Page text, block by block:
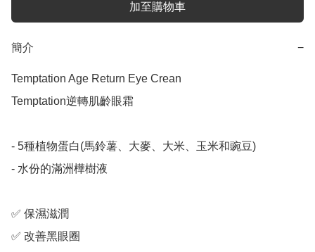
加至購物車
簡介 −
Temptation Age Return Eye Crean
Temptation逆轉肌齡眼霜
- 5種植物蛋白(馬鈴薯、大麥、大米、玉米和豌豆)
- 水份的滿洲樺樹液
✅ 保濕滋潤
✅ 改善黑眼圈